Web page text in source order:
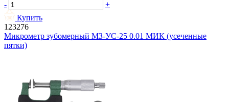
-
+
Купить
123276
Микрометр зубомерный МЗ-УС-25 0.01 МИК (усеченные
пятки)